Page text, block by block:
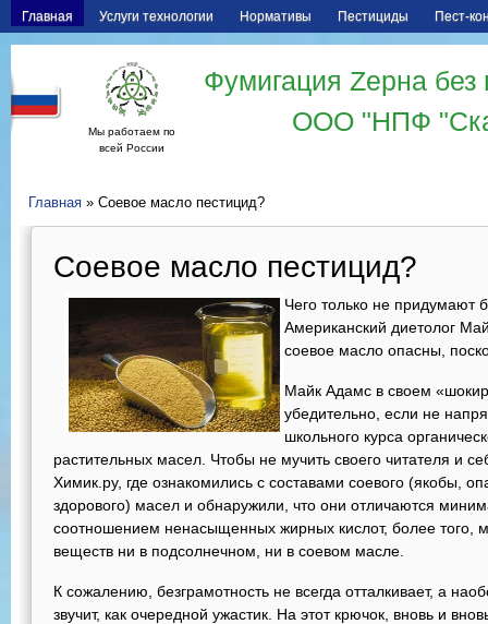
Главная Услуги технологии Нормативы Пестициды Пест-
Мы работаем по
всей России
Фумигация Zерна
ООО "НПФ
Главная » Соевое масло пестицид?
Соевое масло пестицид?
Чего только не придумают
Американский диетолог
соевое масло опасны,
Майк Адамс в своем
убедительно, если не
школьного курса
растительных масел. Чтобы не мучить своего читателя и
Химик.ру, где ознакомились с составами соевого (якобы,
здорового) масел и обнаружили, что они отличаются
соотношением ненасыщенных жирных кислот, более того,
веществ ни в подсолнечном, ни в соевом масле.
К сожалению, безграмотность не всегда отталкивает, а
звучит, как очередной ужастик. На этот крючок, вновь и